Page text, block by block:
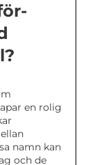
en rolig
namn kan
och de